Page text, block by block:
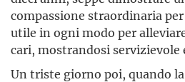
compassione straordinaria
utile in ogni modo per
cari, mostrandosi servizievole
Un triste giorno poi, quando